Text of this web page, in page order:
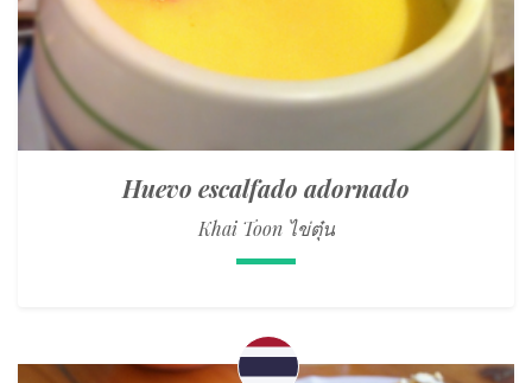
Huevo escalfado adornado
Khai Toon ไข่ตุ๋น